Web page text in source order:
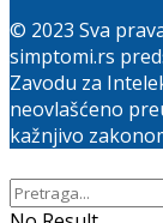
© 2023 Sva
simptomi.rs
Zavodu za
neovlašćeno
kažnjivo